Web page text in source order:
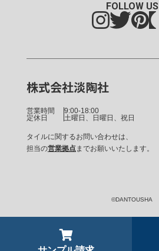
株式会社淡陶社
営業時間
9:00-18:00
定休日
土曜日、日曜日、祝日
タイルに関するお問い合わせは、
担当の営業拠点までお願いいたします。
FOLLOW US
©DANTOUSHA